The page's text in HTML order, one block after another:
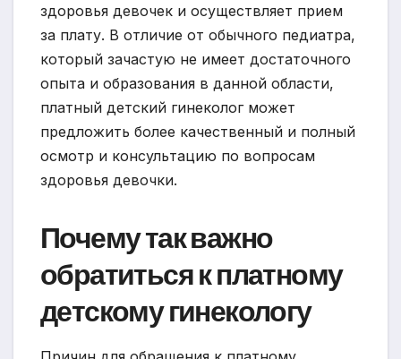
здоровья девочек и осуществляет прием
за плату. В отличие от обычного педиатра,
который зачастую не имеет достаточного
опыта и образования в данной области,
платный детский гинеколог может
предложить более качественный и полный
осмотр и консультацию по вопросам
здоровья девочки.
Почему так важно
обратиться к платному
детскому гинекологу